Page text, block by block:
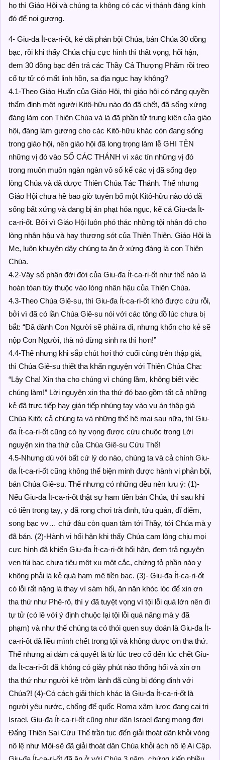
họ thì Giáo Hội và chúng ta không có các vị thánh đáng kính
đó để noi gương.
4- Giu-đa Ít-ca-ri-ốt, kẻ đã phản bội Chúa, bán Chúa 30 đồng
bạc, rồi khi thấy Chúa chịu cực hình thì thất vọng, hối hận,
đem 30 đồng bạc đến trả các Thầy Cả Thượng Phẩm rồi treo
cổ tự tử có mất linh hồn, sa địa ngục hay không?
4.1-Theo Giáo Huấn của Giáo Hội, thì giáo hội có năng quyền
thẩm định một người Kitô-hữu nào đó đã chết, đã sống xứng
đáng làm con Thiên Chúa và là đã phần tử trung kiên của giáo
hội, đáng làm gương cho các Kitô-hữu khác còn đang sống
trong giáo hội, nên giáo hội đã long trọng làm lễ GHI TÊN
những vị đó vào SỔ CÁC THÁNH vì xác tín những vị đó
trong muôn muôn ngàn ngàn vô số kể các vị đã sống đẹp
lòng Chúa và đã được Thiên Chúa Tác Thánh. Thế nhưng
Giáo Hội chưa hề bao giờ tuyên bố một Kitô-hữu nào đó đã
sống bất xứng và đang bị án phạt hỏa ngục, kể cả Giu-đa Ít-
ca-ri-ốt. Bởi vì Giáo Hội luôn phó thác những tội nhân đó cho
lòng nhân hậu và hay thương sót của Thiên Thiên. Giáo Hội là
Mẹ, luôn khuyên dậy chúng ta ăn ở xứng đáng là con Thiên
Chúa.
4.2-Vậy số phận đời đời của Giu-đa Ít-ca-ri-ốt như thế nào là
hoàn tòan tùy thuộc vào lòng nhân hậu của Thiên Chúa.
4.3-Theo Chúa Giê-su, thì Giu-đa Ít-ca-ri-ốt khó được cứu rỗi,
bởi vì đã có lần Chúa Giê-su nói với các tông đồ lúc chưa bị
bắt: “Đã đành Con Người sẽ phải ra đi, nhưng khốn cho kẻ sẽ
nộp Con Người, thà nó đừng sinh ra thì hơn!”
4.4-Thế nhưng khi sắp chút hơi thở cuối cùng trên thập giá,
thì Chúa Giê-su thiết tha khẩn nguyện với Thiên Chúa Cha:
“Lậy Cha! Xin tha cho chúng vì chúng lầm, không biết việc
chúng làm!” Lời nguyện xin tha thứ đó bao gồm tất cả những
kẻ đã trực tiếp hay gián tiếp nhúng tay vào vụ án thập giá
Chúa Kitô; cả chúng ta và những thế hệ mai sau nữa, thì Giu-
đa Ít-ca-ri-ốt cũng có hy vọng được cứu chuộc trong Lời
nguyện xin tha thứ của Chúa Giê-su Cứu Thế!
4.5-Nhưng dù với bất cứ lý do nào, chúng ta và cả chính Giu-
đa Ít-ca-ri-ốt cũng không thể biện minh được hành vi phản bội,
bán Chúa Giê-su. Thế nhưng có những đều nên lưu ý: (1)-
Nếu Giu-đa Ít-ca-ri-ốt thật sự ham tiền bán Chúa, thì sau khi
có tiền trong tay, y đã rong chơi trà đình, tửu quán, đĩ điếm,
song bạc vv… chứ đâu còn quan tâm tới Thầy, tới Chúa mà y
đã bán. (2)-Hành vi hối hận khi thấy Chúa cam lòng chịu mọi
cực hình đã khiến Giu-đa Ít-ca-ri-ốt hối hận, đem trả nguyên
vẹn túi bạc chưa tiêu một xu một cắc, chứng tỏ phần nào y
không phải là kẻ quá ham mê tiền bạc. (3)- Giu-đa Ít-ca-ri-ốt
có lỗi rất nặng là thay vì sám hối, ăn năn khóc lóc để xin ơn
tha thứ như Phê-rô, thì y đã tuyệt vọng vì tội lỗi quá lớn nên đi
tự tử (có lẽ với ý định chuộc lại tội lỗi quá năng mà y đã
phạm) và như thế chúng ta có thói quen suy đoán là Giu-đa Ít-
ca-ri-ốt đã liều mình chết trong tội và không được ơn tha thứ.
Thế nhưng ai dám cả quyết là từ lúc treo cổ đến lúc chết Giu-
đa Ít-ca-ri-ốt đã không có giây phút nào thống hối và xin ơn
tha thứ như người kẻ trộm lành đã cùng bị đóng đinh với
Chúa?! (4)-Có cách giải thích khác là Giu-đa Ít-ca-ri-ốt là
người yêu nước, chống đế quốc Roma xâm lược đang cai trị
Israel. Giu-đa Ít-ca-ri-ốt cũng như dân Israel đang mong đợi
Đấng Thiên Sai Cứu Thế trần tục đến giải thoát dân khỏi vòng
nô lệ như Môi-sê đã giải thoát dân Chúa khỏi ách nô lệ Ai Cập.